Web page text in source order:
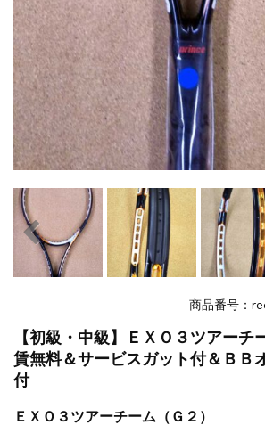
商品番号：
【初級・中級】ＥＸＯ３ツアー
賃無料＆サービスガット付＆ＢＢ
付
ＥＸＯ３ツアーチーム（Ｇ２）